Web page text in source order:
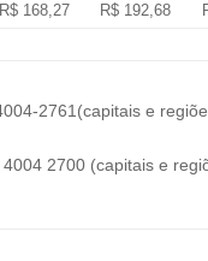
R$ 168,27 R$ 192,68
2761(capitais e
4004 2700 (capitais e